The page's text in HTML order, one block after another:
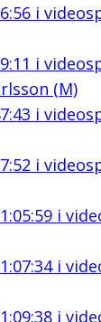
i
i
(M)
i
i
i
i
i